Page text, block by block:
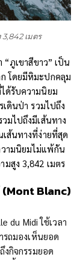
เมตร
ภูเขาสีขาว” เป็น
โดยมีหิมะปกคลุม
ด้รับความนิยม
เดินป่า รวมไปถึง
มไปถึงมีเส้นทาง
ส้นทางที่ง่ายที่สุด
ามนิยมไม่แพ้กัน
มสูง 3,842 เมตร
Mont Blanc)
du Midi ใช้เวลา
รถมองเห็นยอด
งกิจกรรมยอด